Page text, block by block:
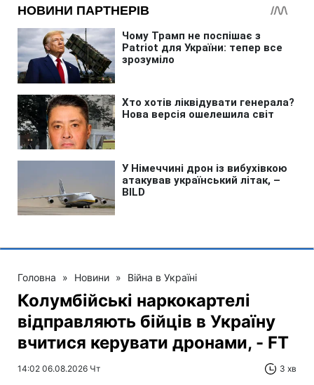
Головна » Новини » Війна в Україні
Колумбійські наркокартелі
відправляють бійців в Україну
вчитися керувати дронами, - FT
14:02 06.08.2026 Чт 3 хв